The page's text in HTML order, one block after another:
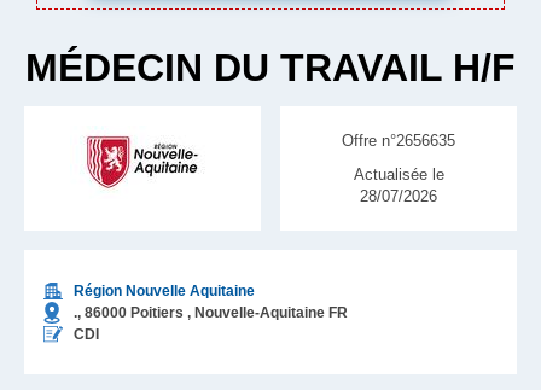
MÉDECIN DU TRAVAIL H/F
Région Nouvelle Aquitaine
., 86000 Poitiers , Nouvelle-Aquitaine FR
CDI
Offre n°2656635
Actualisée le
28/07/2026